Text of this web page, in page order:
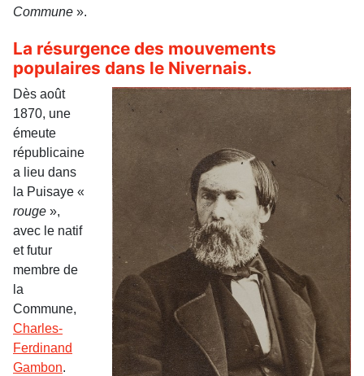
Commune ».
La résurgence des mouvements
populaires dans le Nivernais.
Dès août
1870, une
émeute
républicaine
a lieu dans
la Puisaye «
rouge »,
avec le natif
et futur
membre de
la
Commune,
Charles-
Ferdinand
Gambon.